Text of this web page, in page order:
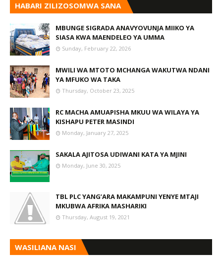
HABARI ZILIZOSOMWA SANA
MBUNGE SIGRADA ANAVYOVUNJA MIIKO YA
SIASA KWA MAENDELEO YA UMMA
Sunday, February 22, 2026
MWILI WA MTOTO MCHANGA WAKUTWA NDANI
YA MFUKO WA TAKA
Thursday, October 23, 2025
RC MACHA AMUAPISHA MKUU WA WILAYA YA
KISHAPU PETER MASINDI
Monday, January 27, 2025
SAKALA AJITOSA UDIWANI KATA YA MJINI
Monday, June 30, 2025
TBL PLC YANG’ARA MAKAMPUNI YENYE MTAJI
MKUBWA AFRIKA MASHARIKI
Thursday, August 19, 2021
WASILIANA NASI